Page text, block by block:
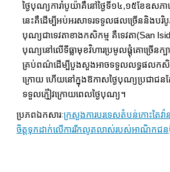
ថ្ងៃបុណ្យការ៉ាបូយ៉ាគឺនៅថ្ងៃទី១៤,១៥ខែឧសភារ
នេះគឺដើម្បីអប់អរសាទរទទួលផលច្រើននិងបរិ
បុណ្យជាទេវតាខាងកសិកម្ម គឺទេវតា(San
បុណ្យនៅលើទីធ្លាមុខវិហារប្រមូលផ្តុំគោច្រើន
គ្រប់ពណ៌ដើម្បីបួងសួងអាចទទួលលទ្ធផលកសិក
ក្រោយ ហើយនៅក្នុងឱកាសថ្ងៃបុណ្យប្រជាជនត
ទទួលភ្ញ៉ៀវក្រោយពេលថ្ងៃបុណ្យ។
ប្រភពឯកសារៈក្រសួងការបរទេសតំបន់កោះតៃវ៉ា
ចិត្តទុកដាក់លើការរីកលូតលាស់របស់អាណិកជនថ្